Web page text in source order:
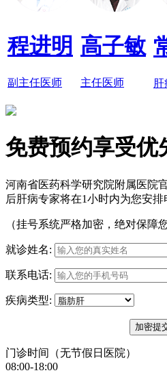
程进明
副主任医师
高子敏
主任医师
免费预约享受优
河南省医药科学研究院附属医院
后肝病专家将在1小时内为您安排
（挂号系统严格加密，绝对保障
就诊姓名:
联系电话:
疾病类型:
门诊时间（无节假日医院）
08:00-18:00